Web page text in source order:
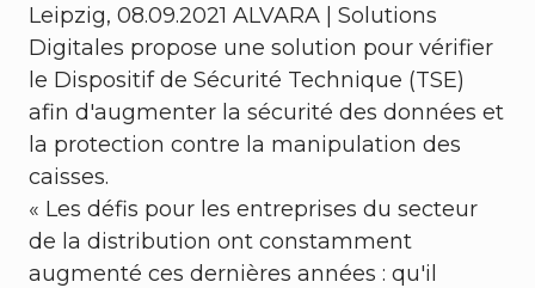
Leipzig, 08.09.2021 ALVARA | Solutions
Digitales propose une solution pour vérifier
le Dispositif de Sécurité Technique (TSE)
afin d'augmenter la sécurité des données et
la protection contre la manipulation des
caisses.
« Les défis pour les entreprises du secteur
de la distribution ont constamment
augmenté ces dernières années : qu'il